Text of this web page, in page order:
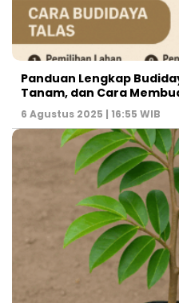
Panduan Lengkap
Tanam, dan Cara
6 Agustus 2025 | 16:55 WIB